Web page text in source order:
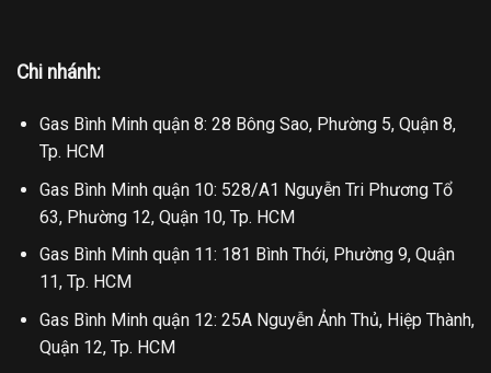
Chi nhánh:
Gas Bình Minh quận 8: 28 Bông Sao, Phường 5, Quận 8,
Tp. HCM
Gas Bình Minh quận 10: 528/A1 Nguyễn Tri Phương Tổ
63, Phường 12, Quận 10, Tp. HCM
Gas Bình Minh quận 11: 181 Bình Thới, Phường 9, Quận
11, Tp. HCM
Gas Bình Minh quận 12: 25A Nguyễn Ảnh Thủ, Hiệp Thành,
Quận 12, Tp. HCM